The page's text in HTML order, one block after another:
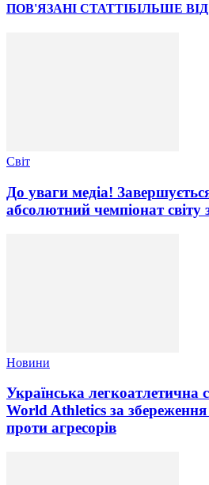
ПОВ'ЯЗАНІ СТАТТІБІЛЬШЕ
Світ
До уваги медіа!
абсолютний чемпіонат світу
Новини
Українська легкоатлетична
World Athletics за
проти агресорів